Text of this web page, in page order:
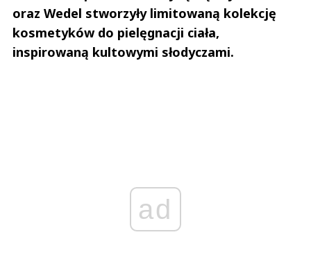
oraz Wedel stworzyły limitowaną kolekcję
kosmetyków do pielęgnacji ciała,
inspirowaną kultowymi słodyczami.
ad